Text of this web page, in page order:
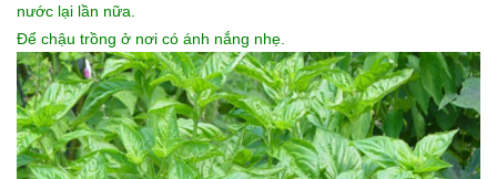
nước lại lần nữa.
Để chậu trồng ở nơi có ánh nắng nhẹ.